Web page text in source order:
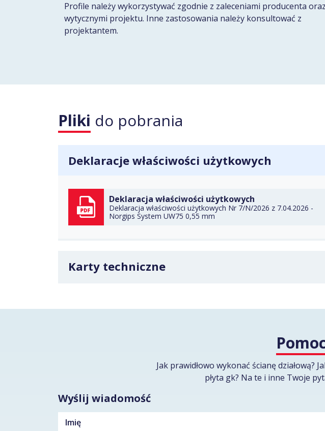
Profile należy wykorzystywać zgodnie z zaleceniami producenta oraz
wytycznymi projektu. Inne zastosowania należy konsultować z
projektantem.
Pliki do pobrania
Deklaracje właściwości użytkowych
Deklaracja właściwości użytkowych
Deklaracja właściwości użytkowych Nr 7/N/2026 z 7.04.2026 -
Norgips System UW75 0,55 mm
Karty techniczne
Jak prawidłowo wykonać ścianę działową?
płyta gk? Na te i inne Twoje
Wyślij wiadomość